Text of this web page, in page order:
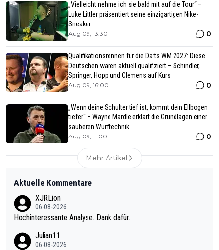
„Vielleicht nehme ich sie bald mit auf die Tour“ –
Luke Littler präsentiert seine einzigartigen Nike-
Sneaker
Aug 09, 13:30 0
Qualifikationsrennen für die Darts WM 2027: Diese
Deutschen wären aktuell qualifiziert – Schindler,
Springer, Hopp und Clemens auf Kurs
Aug 09, 16:00 0
„Wenn deine Schulter tief ist, kommt dein Ellbogen
tiefer“ – Wayne Mardle erklärt die Grundlagen einer
sauberen Wurftechnik
Aug 09, 11:00 0
Mehr Artikel
Aktuelle Kommentare
XJRLion
06-08-2026
Hochinteressante Analyse. Dank dafür.
Julian11
06-08-2026